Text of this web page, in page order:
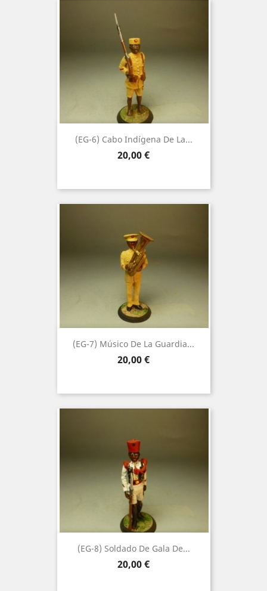
(EG-6) Cabo Indígena De La...
Precio
20,00 €
(EG-7) Músico De La Guardia...
Precio
20,00 €
(EG-8) Soldado De Gala De...
Precio
20,00 €